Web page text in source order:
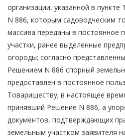
организации, указанной в
N 886, которым садоводческим
массива переданы в постоянное
участки, ранее выделенные
огороды; согласно
Решением N 886 спорный
предоставлен в постоянное
Товариществу; в настоящее
принявший Решение N 886, а
документов, подтверждающих
земельным участком заявителя